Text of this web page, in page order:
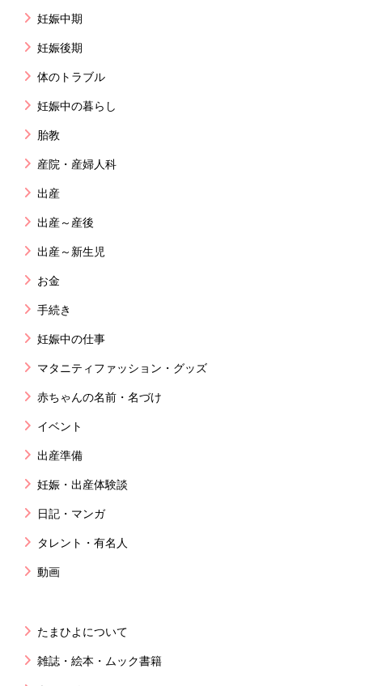
妊娠中期
妊娠後期
体のトラブル
妊娠中の暮らし
胎教
産院・産婦人科
出産
出産～産後
出産～新生児
お金
手続き
妊娠中の仕事
マタニティファッション・グッズ
赤ちゃんの名前・名づけ
イベント
出産準備
妊娠・出産体験談
日記・マンガ
タレント・有名人
動画
たまひよについて
雑誌・絵本・ムック書籍